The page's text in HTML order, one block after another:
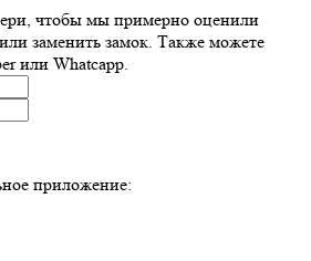
чтобы мы примерно оценили
заменить замок. Также можете
или Whatcapp.
приложение: